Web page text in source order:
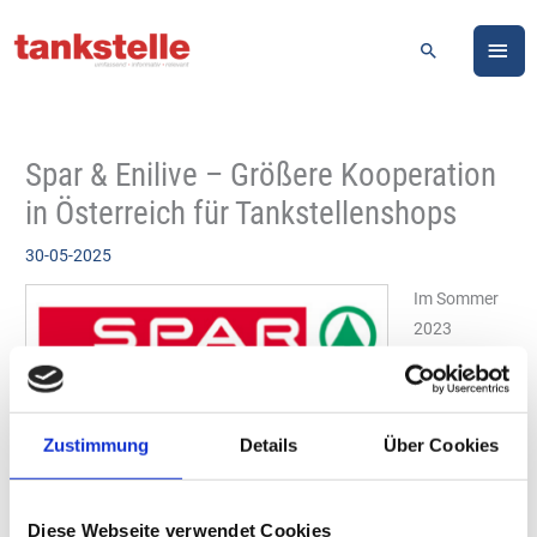
Zustimmung Details Über Cookies
Diese Webseite verwendet Cookies
Inhalt
Suchen
Spar & Enilive – Größere Kooperation
in Österreich für Tankstellenshops
30-05-2025
Logo: Spar
Im Sommer
2023
der „Enilive“-
Servicestatio
n in der Oberzellergasse 2A in Wien einer der ersten „Despar“-
Tankstellenshops in Österreich. Diese noch frische